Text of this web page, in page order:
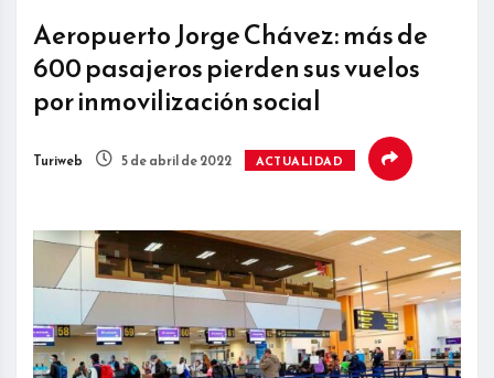
Aeropuerto Jorge Chávez: más de
600 pasajeros pierden sus vuelos
por inmovilización social
Turiweb 5 de abril de 2022 ACTUALIDAD